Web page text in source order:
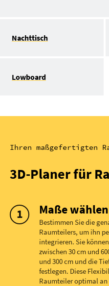
Nachttisch
Lowboard
Ihren maßgefertigten
3D-Planer für
Maße wählen
Bestimmen Sie die
Raumteilers, um ihn
integrieren. Sie
zwischen 30 cm und
und 300 cm und die
festlegen. Diese
Raumteiler optimal an